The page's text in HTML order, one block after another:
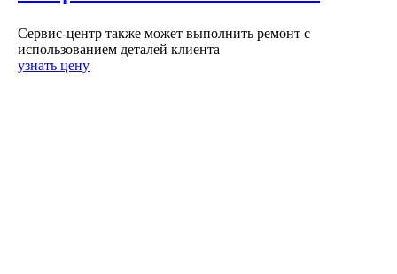
Сервис-центр также может выполнить ремонт с
использованием деталей клиента
узнать цену